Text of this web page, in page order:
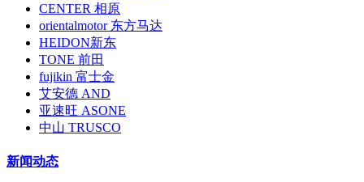
CENTER 相原
orientalmotor 东方马达
HEIDON新东
TONE 前田
fujikin 富士金
艾安德 AND
亚速旺 ASONE
中山 TRUSCO
新闻动态